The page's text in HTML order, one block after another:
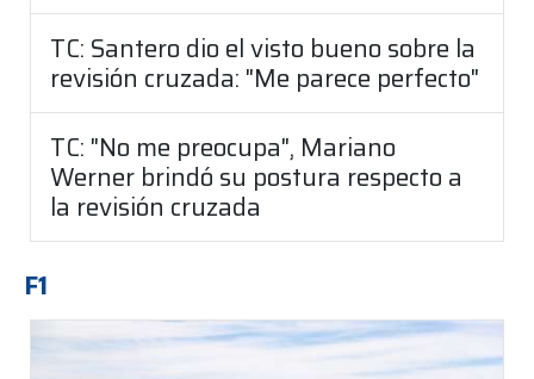
TC: Santero dio el visto bueno sobre la
revisión cruzada: "Me parece perfecto"
TC: "No me preocupa", Mariano
Werner brindó su postura respecto a
la revisión cruzada
F1